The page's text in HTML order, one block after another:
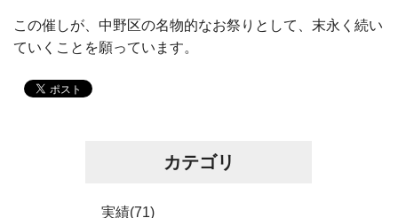
この催しが、中野区の名物的なお祭りとして、末永く続い
ていくことを願っています。
カテゴリ
実績(71)